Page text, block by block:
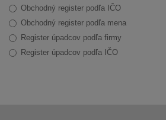
Obchodný register podľa IČO
Obchodný register podľa mena
Register úpadcov podľa firmy
Register úpadcov podľa IČO